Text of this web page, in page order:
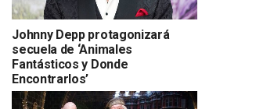
Johnny Depp protagonizará
secuela de ‘Animales
Fantásticos y Donde
Encontrarlos’